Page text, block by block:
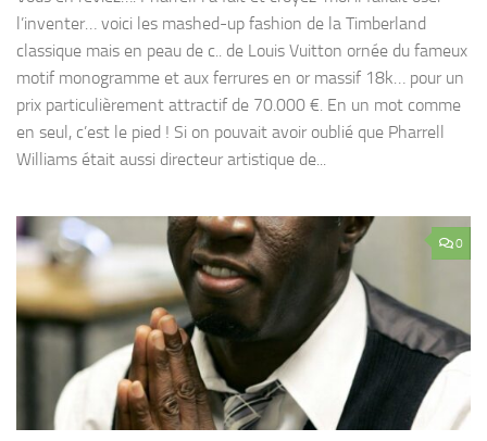
l’inventer… voici les mashed-up fashion de la Timberland
classique mais en peau de c.. de Louis Vuitton ornée du fameux
motif monogramme et aux ferrures en or massif 18k… pour un
prix particulièrement attractif de 70.000 €. En un mot comme
en seul, c’est le pied ! Si on pouvait avoir oublié que Pharrell
Williams était aussi directeur artistique de...
0